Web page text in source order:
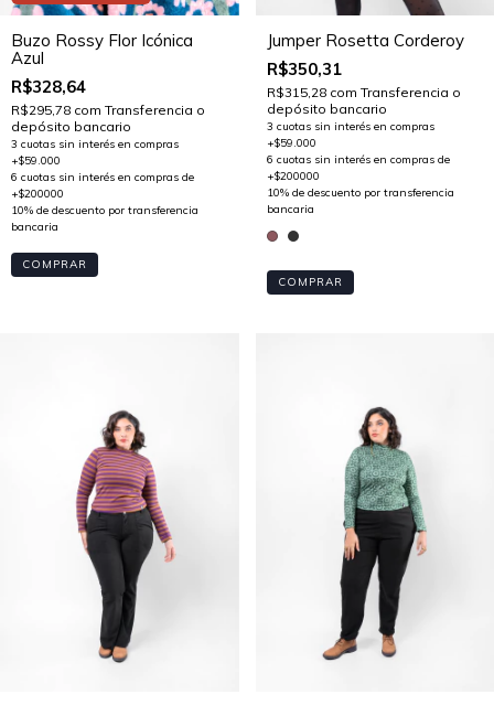
Buzo Rossy Flor Icónica
Azul
R$328,64
R$295,78 com Transferencia o
depósito bancario
COMPRAR
Jumper Rosetta Corderoy
R$350,31
R$315,28 com Transferencia o
depósito bancario
COMPRAR